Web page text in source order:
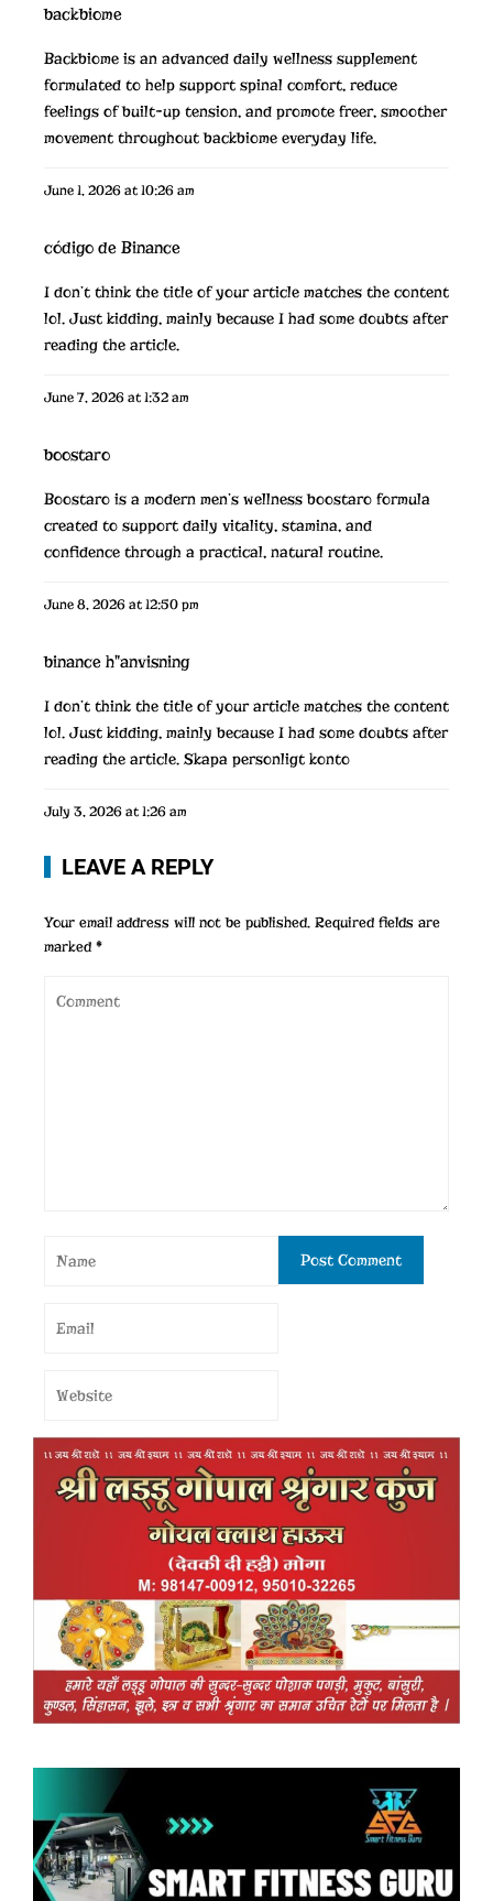
backbiome
Backbiome is an advanced daily wellness supplement
formulated to help support spinal comfort, reduce
feelings of built-up tension, and promote freer, smoother
movement throughoutbackbiome everyday life.
June 1, 2026 at 10:26 am
código de Binance
I don’t think the title of your article matches the content
lol. Just kidding, mainly because I had some doubts after
reading the article.
June 7, 2026 at 1:32 am
boostaro
Boostaro is a modern men’s wellnessboostaro formula
created to support daily vitality, stamina, and
confidence through a practical, natural routine.
June 8, 2026 at 12:50 pm
binance h"anvisning
I don’t think the title of your article matches the content
lol. Just kidding, mainly because I had some doubts after
reading the article. Skapa personligt konto
July 3, 2026 at 1:26 am
LEAVE A REPLY
Your email address will not be published. Required fields are
marked*